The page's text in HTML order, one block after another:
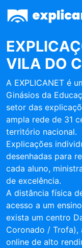
VILA DO
A EXPLICANET é
Ginásios da
setor das
ampla rede de 31
território nacional.
Explicações
desenhadas para
cada aluno,
de excelência.
A distância física
acesso a um
exista um centro
Coronado / Trofa),
online de alto